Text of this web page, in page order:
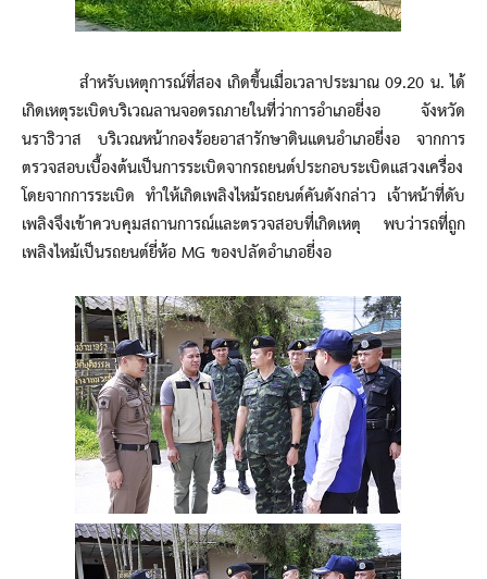
สำหรับเหตุการณ์ที่สอง เกิดขึ้นเมื่อเวลาประมาณ 09.20 น. ได้
เกิดเหตุระเบิดบริเวณลานจอดรถภายในที่ว่าการอำเภอยี่งอ จังหวัด
นราธิวาส บริเวณหน้ากองร้อยอาสารักษาดินแดนอำเภอยี่งอ จากการ
ตรวจสอบเบื้องต้นเป็นการระเบิดจากรถยนต์ประกอบระเบิดแสวงเครื่อง
โดยจากการระเบิด ทำให้เกิดเพลิงไหม้รถยนต์คันดังกล่าว เจ้าหน้าที่ดับ
เพลิงจึงเข้าควบคุมสถานการณ์และตรวจสอบที่เกิดเหตุ พบว่ารถที่ถูก
เพลิงไหม้เป็นรถยนต์ยี่ห้อ MG ของปลัดอำเภอยี่งอ